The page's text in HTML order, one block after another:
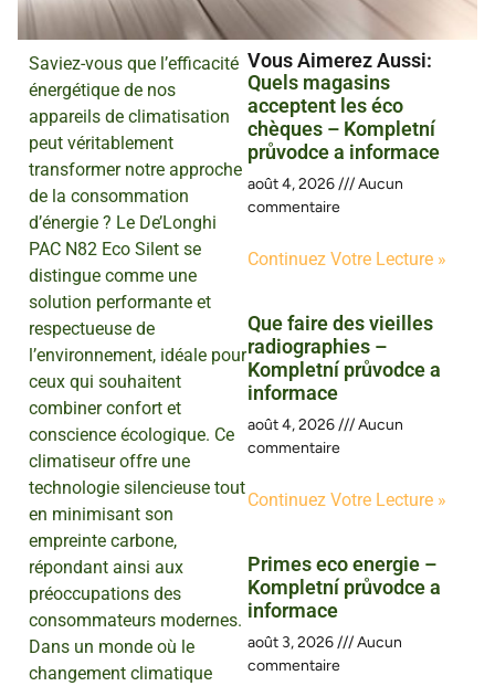
Saviez-vous que l’efficacité
énergétique de nos
appareils de climatisation
peut véritablement
transformer notre approche
de la consommation
d’énergie ? Le De’Longhi
PAC N82 Eco Silent se
distingue comme une
solution performante et
respectueuse de
l’environnement, idéale pour
ceux qui souhaitent
combiner confort et
conscience écologique. Ce
climatiseur offre une
technologie silencieuse tout
en minimisant son
empreinte carbone,
répondant ainsi aux
préoccupations des
consommateurs modernes.
Dans un monde où le
changement climatique
Vous Aimerez Aussi :
Quels magasins
acceptent les éco
chèques – Kompletní
průvodce a informace
août 4, 2026
Aucun
commentaire
Continuez Votre Lecture »
Que faire des vieilles
radiographies –
Kompletní průvodce a
informace
août 4, 2026
Aucun
commentaire
Continuez Votre Lecture »
Primes eco energie –
Kompletní průvodce a
informace
août 3, 2026
Aucun
commentaire